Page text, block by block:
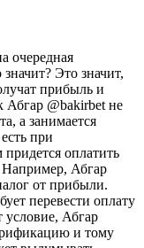
очередная
Это значит,
прибыль и
Абгар @bakirbet не
а занимается
при
оплатить
Например, Абгар
от прибыли.
перевести оплату
условие, Абгар
и тому